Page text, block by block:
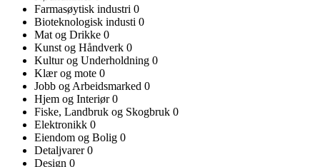
Farmasøytisk industri 0
Bioteknologisk industi 0
Mat og Drikke 0
Kunst og Håndverk 0
Kultur og Underholdning 0
Klær og mote 0
Jobb og Arbeidsmarked 0
Hjem og Interiør0
Fiske, Landbruk og Skogbruk 0
Elektronikk 0
Eiendom og Bolig 0
Detaljvarer0
Design 0